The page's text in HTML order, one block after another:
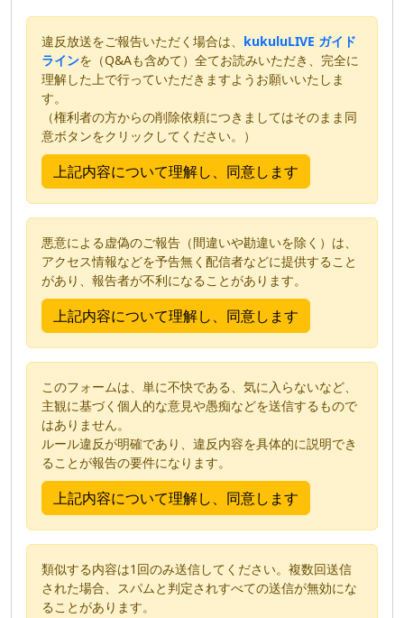
違反放送をご報告いただく場合は、 kukuluLIVE ガイド
ラインを（Q&Aも含めて）全てお読みいただき、完全に
理解した上で行っていただきますようお願いいたしま
す。
（権利者の方からの削除依頼につきましてはそのまま同
意ボタンをクリックしてください。）
悪意による虚偽のご報告（間違いや勘違いを除く）は、
アクセス情報などを予告無く配信者などに提供すること
があり、報告者が不利になることがあります。
このフォームは、単に不快である、気に入らないなど、
主観に基づく個人的な意見や愚痴などを送信するもので
はありません。
ルール違反が明確であり、違反内容を具体的に説明でき
ることが報告の要件になります。
類似する内容は1回のみ送信してください。複数回送信
された場合、スパムと判定されすべての送信が無効にな
ることがあります。